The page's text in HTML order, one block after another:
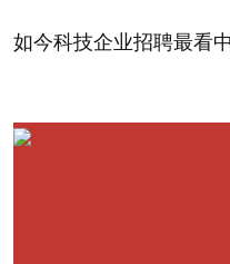
如果用户希望购买汽车部
如今科技企业招聘最看